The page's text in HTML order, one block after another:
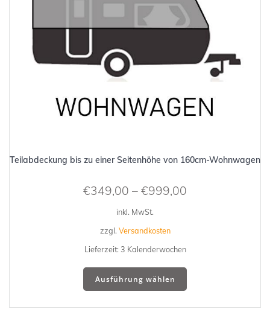
Teilabdeckung bis zu einer Seitenhöhe von 160cm-Wohnwagen
€349,00 – €999,00
inkl. MwSt.
zzgl. Versandkosten
Lieferzeit: 3 Kalenderwochen
Ausführung wählen
Dieses
weist
mehrere